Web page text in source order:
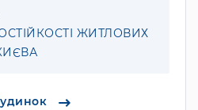
ЖИТЛОВИХ